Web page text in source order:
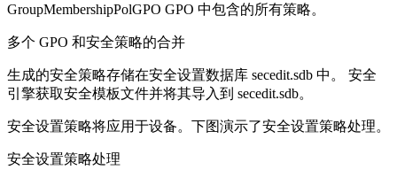
GroupMembershipPolGPO GPO 中包含的所有策略。
多个 GPO 和安全策略的合并
生成的安全策略存储在安全设置数据库 secedit.sdb 中。 安全
引擎获取安全模板文件并将其导入到 secedit.sdb。
安全设置策略将应用于设备。下图演示了安全设置策略处理。
安全设置策略处理